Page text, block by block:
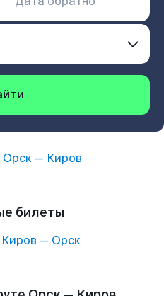
Орск— Киров
билеты
Киров — Орск